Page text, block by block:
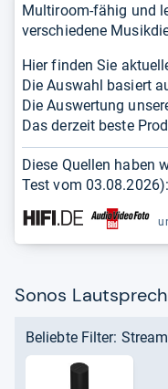
Multiroom-fähig und
verschiedene
Hier finden Sie
Die Auswahl basiert
Die Auswertung
Das derzeit beste
Diese Quellen haben
Test vom 03.08.2026):
Sonos
Beliebte Filter: